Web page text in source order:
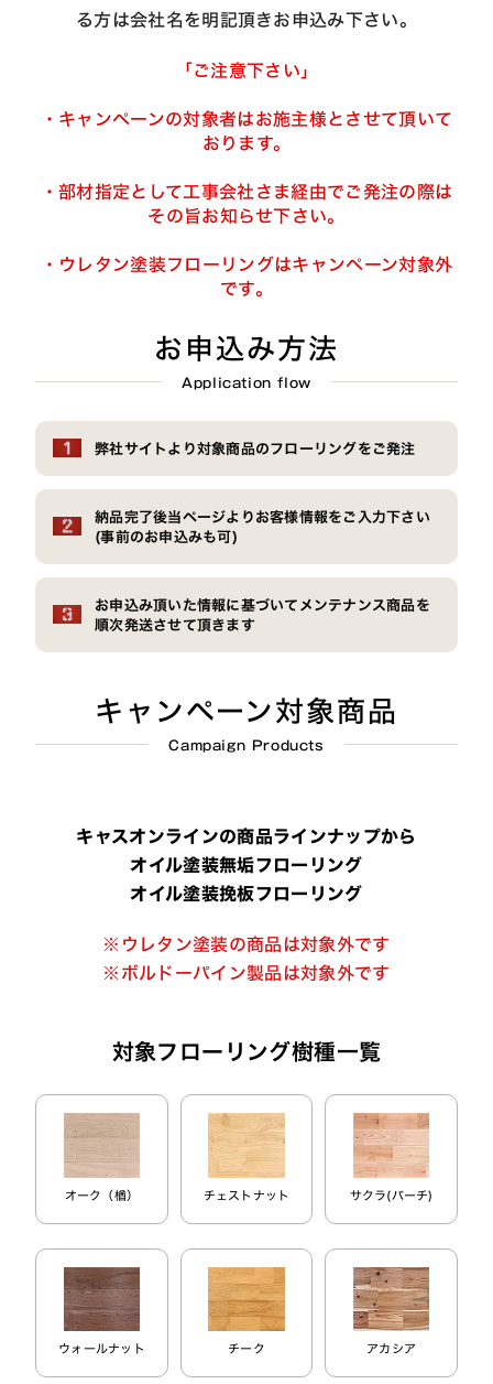
る方は会社名を明記頂きお申込み下さい。
「ご注意下さい」
・キャンペーンの対象者はお施主様とさせて頂いて
おります。
・部材指定として工事会社さま経由でご発注の際は
その旨お知らせ下さい。
・ウレタン塗装フローリングはキャンペーン対象外
です。
お申込み方法
Application flow
弊社サイトより対象商品のフローリングをご発注
納品完了後当ページよりお客様情報をご入力下さい
(事前のお申込みも可)
お申込み頂いた情報に基づいてメンテナンス商品を
順次発送させて頂きます
キャンペーン対象商品
Campaign Products
キャスオンラインの商品ラインナップから
オイル塗装無垢フローリング
オイル塗装挽板フローリング
※ウレタン塗装の商品は対象外です
※ボルドーパイン製品は対象外です
対象フローリング樹種一覧
オーク（楢） チェストナット サクラ(バーチ)
ウォールナット チーク アカシア